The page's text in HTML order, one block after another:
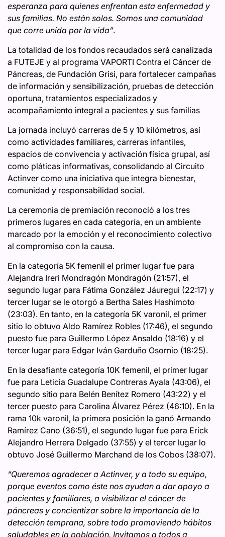
esperanza para quienes enfrentan esta enfermedad y
sus familias. No están solos. Somos una comunidad
que corre unida por la vida”.
La totalidad de los fondos recaudados será canalizada
a FUTEJE y al programa VAPORTI Contra el Cáncer de
Páncreas, de Fundación Grisi, para fortalecer campañas
de información y sensibilización, pruebas de detección
oportuna, tratamientos especializados y
acompañamiento integral a pacientes y sus familias
La jornada incluyó carreras de 5 y 10 kilómetros, así
como actividades familiares, carreras infantiles,
espacios de convivencia y activación física grupal, así
como pláticas informativas, consolidando al Circuito
Actinver como una iniciativa que integra bienestar,
comunidad y responsabilidad social.
La ceremonia de premiación reconoció a los tres
primeros lugares en cada categoría, en un ambiente
marcado por la emoción y el reconocimiento colectivo
al compromiso con la causa.
En la categoría 5K femenil el primer lugar fue para
Alejandra Ireri Mondragón Mondragón (21:57), el
segundo lugar para Fátima González Jáuregui (22:17) y
tercer lugar se le otorgó a Bertha Sales Hashimoto
(23:03). En tanto, en la categoría 5K varonil, el primer
sitio lo obtuvo Aldo Ramírez Robles (17:46), el segundo
puesto fue para Guillermo López Ansaldo (18:16) y el
tercer lugar para Edgar Iván Garduño Osornio (18:25).
En la desafiante categoría 10K femenil, el primer lugar
fue para Leticia Guadalupe Contreras Ayala (43:06), el
segundo sitio para Belén Benítez Romero (43:22) y el
tercer puesto para Carolina Álvarez Pérez (46:10). En la
rama 10k varonil, la primera posición la ganó Armando
Ramírez Cano (36:51), el segundo lugar fue para Erick
Alejandro Herrera Delgado (37:55) y el tercer lugar lo
obtuvo José Guillermo Marchand de los Cobos (38:07).
“Queremos agradecer a Actinver, y a todo su equipo,
porque eventos como éste nos ayudan a dar apoyo a
pacientes y familiares, a visibilizar el cáncer de
páncreas y concientizar sobre la importancia de la
detección temprana, sobre todo promoviendo hábitos
saludables en la población. Invitamos a todos a